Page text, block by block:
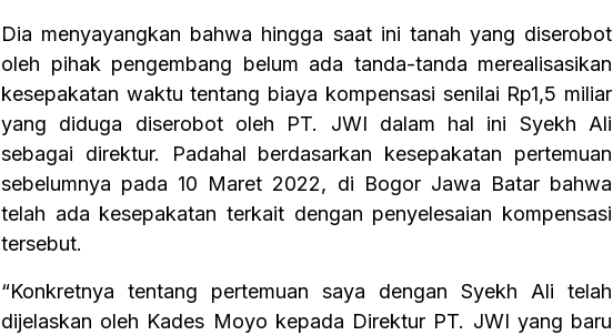
Dia menyayangkan bahwa hingga saat ini tanah yang diserobot
oleh pihak pengembang belum ada tanda-tanda merealisasikan
kesepakatan waktu tentang biaya kompensasi senilai Rp1,5 miliar
yang diduga diserobot oleh PT. JWI dalam hal ini Syekh Ali
sebagai direktur. Padahal berdasarkan kesepakatan pertemuan
sebelumnya pada 10 Maret 2022, di Bogor Jawa Batar bahwa
telah ada kesepakatan terkait dengan penyelesaian kompensasi
tersebut.
“Konkretnya tentang pertemuan saya dengan Syekh Ali telah
dijelaskan oleh Kades Moyo kepada Direktur PT. JWI yang baru